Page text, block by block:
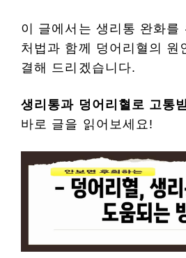
이 글에서는 생리통 완화를
처법과 함께 덩어리혈의 원
결해 드리겠습니다.
생리통과 덩어리혈로 고통
바로 글을 읽어보세요!